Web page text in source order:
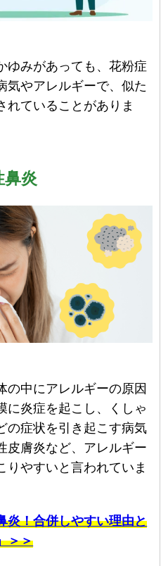
ゆみがあっても、花粉症
気やアレルギーで、似た
れていることがありま
炎
の中にアレルギーの原因
に炎症を起こし、くしゃ
の症状を引き起こす病気
皮膚炎など、アレルギー
りやすいと言われていま
！合併しやすい理由と
＞＞